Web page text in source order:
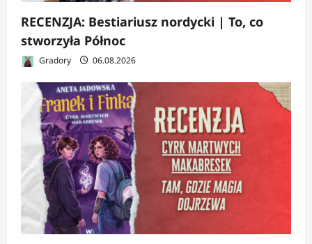
RECENZJA: Bestiariusz nordycki | To, co
stworzyła Północ
Gradory 06.08.2026